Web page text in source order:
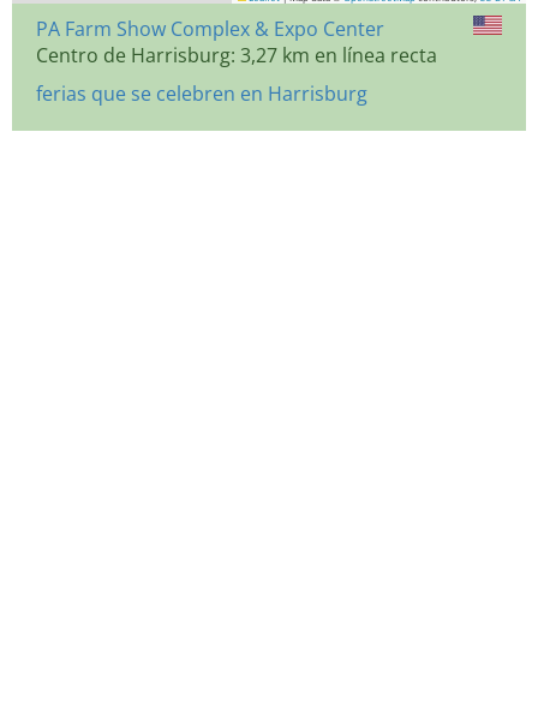
PA Farm Show Complex & Expo Center
Centro de Harrisburg: 3,27 km en línea recta
ferias que se celebren en Harrisburg